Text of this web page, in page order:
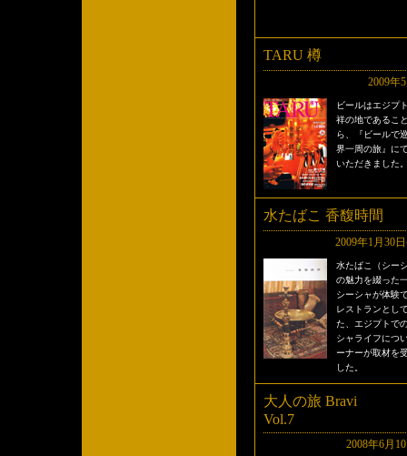
TARU 樽
2009年
ビールはエジプ
祥の地であるこ
ら、『ビールで
界一周の旅』に
いただきました
水たばこ 香馥時間
2009年1月30
水たばこ（シー
の魅力を綴った
シーシャが体験
レストランとし
た、エジプトで
シャライフにつ
ーナーが取材を
した。
大人の旅 Bravi
Vol.7
2008年6月